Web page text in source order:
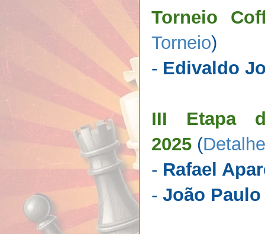
Torneio
Torneio)
- Edivaldo
III Etapa
2025 (
- Rafael
- João